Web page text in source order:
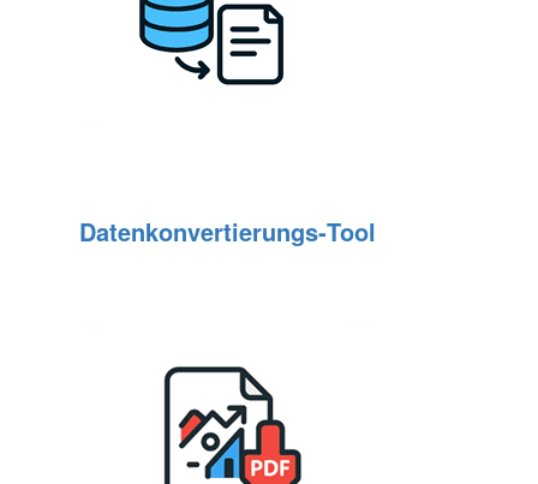
Datenkonvertierungs‑Tool